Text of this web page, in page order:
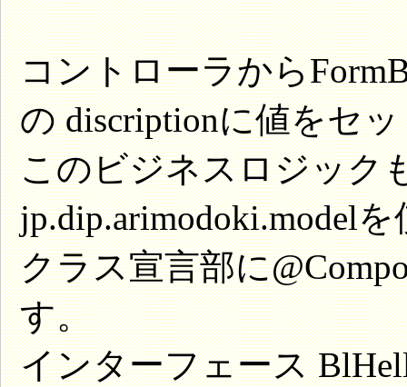
コントローラから
の discriptionに値をセ
このビジネスロジック
jp.dip.arimodoki.model
クラス宣言部に
す。
インターフェース